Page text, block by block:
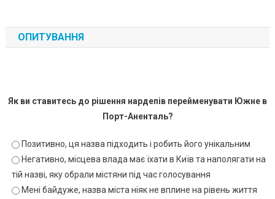
ОПИТУВАННЯ
Як ви ставитесь до рішення нардепів перейменувати Южне в
Порт-Аненталь?
Позитивно, ця назва підходить і робить його унікальним
Негативно, місцева влада має їхати в Київ та наполягати на
тій назві, яку обрали містяни під час голосування
Мені байдуже, назва міста ніяк не вплине на рівень життя